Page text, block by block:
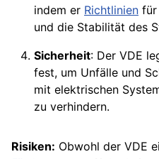
indem er Richtlinien für
und die Stabilität des
Sicherheit: Der VDE
fest, um Unfälle und
mit elektrischen
zu verhindern.
Risiken: Obwohl der VDE